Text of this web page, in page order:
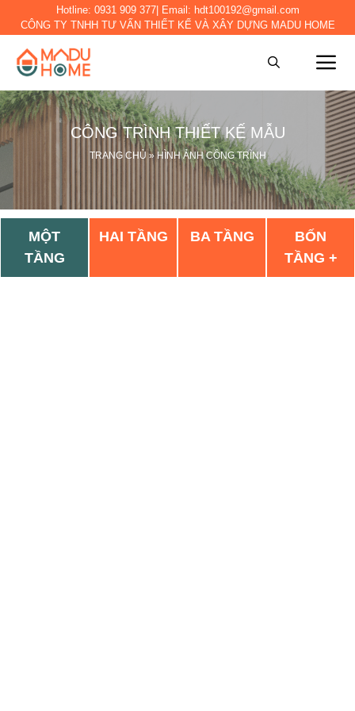
Hotline: 0931 909 377| Email: hdt100192@gmail.com
CÔNG TY TNHH TƯ VẤN THIẾT KẾ VÀ XÂY DỰNG MADU HOME
CÔNG TRÌNH THIẾT KẾ MẪU
TRANG CHỦ»HÌNH ẢNH CÔNG TRÌNH
MỘT
TẦNG
HAI TẦNG BA TẦNG
BỐN
TẦNG +